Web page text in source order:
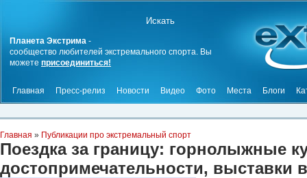
Планета Экстрима -
сообщество любителей экстремального спорта. Вы
можете присоединиться!
Главная Пресс-релиз Новости Видео Фото Места Блоги
Главная » Публикации про экстремальный спорт
Поездка за границу: горнолыжные
достопримечательности, выставки